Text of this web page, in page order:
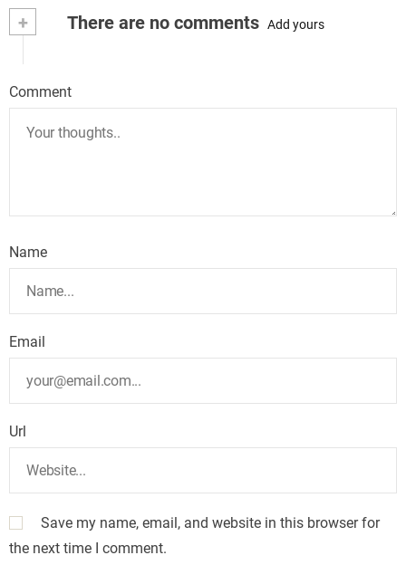
+ There are no comments Add yours
Comment
Name
Email
Url
Save my name, email, and website in this browser for
the next time I comment.